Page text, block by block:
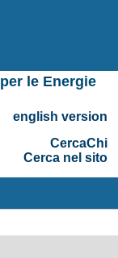
le Energie
english version
CercaChi
Cerca nel sito